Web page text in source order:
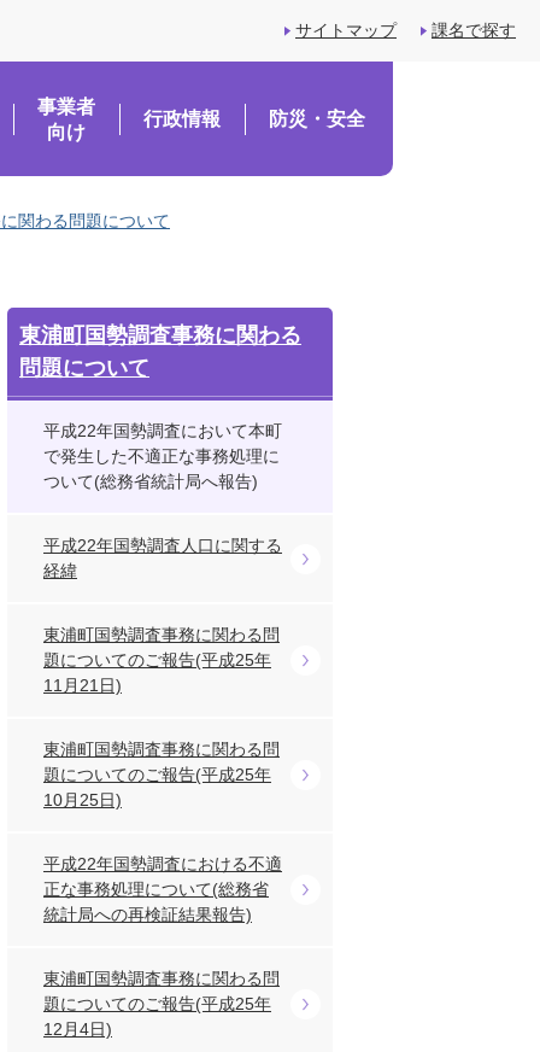
サイトマップ 課名で探す
事業者
向け
行政情報 防災・安全
関わる問題について
東浦町国勢調査事務に関わる
問題について
平成22年国勢調査において本町
で発生した不適正な事務処理に
ついて(総務省統計局へ報告)
平成22年国勢調査人口に関する
経緯
東浦町国勢調査事務に関わる問
題についてのご報告(平成25年
11月21日)
東浦町国勢調査事務に関わる問
題についてのご報告(平成25年
10月25日)
平成22年国勢調査における不適
正な事務処理について(総務省
統計局への再検証結果報告)
東浦町国勢調査事務に関わる問
題についてのご報告(平成25年
12月4日)